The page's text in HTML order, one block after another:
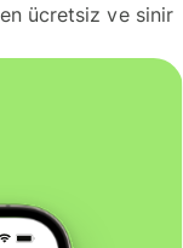
ücretsiz ve sinir